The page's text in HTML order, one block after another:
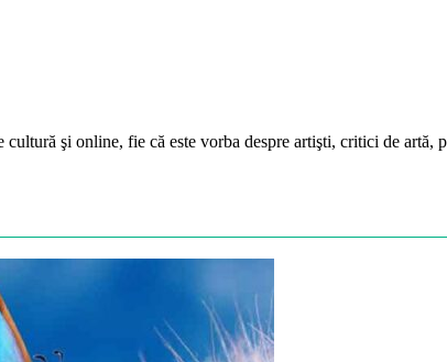
cultură şi online, fie că este vorba despre artişti, critici de